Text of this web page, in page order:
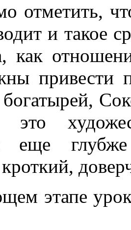
отметить,
и такое
как
привести
еще
этапе